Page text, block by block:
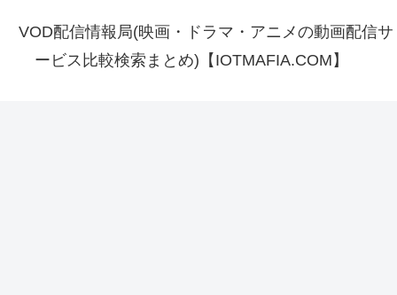
VOD配信情報局(映画・ドラマ・アニメの動画配信サ
ービス比較検索まとめ)【IOTMAFIA.COM】